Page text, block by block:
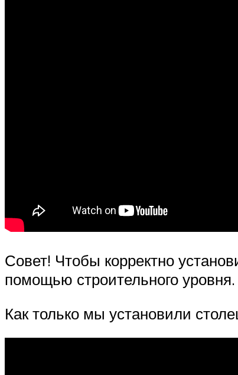
Совет! Чтобы корректно
помощью строительного
Как только мы установили